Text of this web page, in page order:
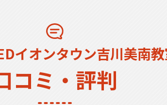
イオンタウン吉川美南
コミ・評判